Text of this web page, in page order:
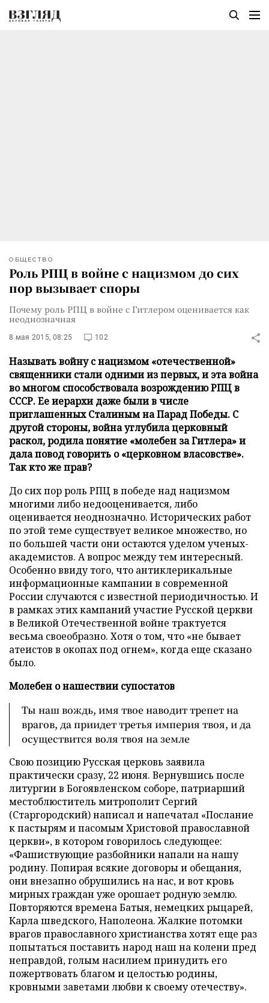
ОБЩЕСТВО
Роль РПЦ в войне с нацизмом до сих
пор вызывает споры
Почему роль РПЦ в войне с Гитлером оценивается как
неоднозначная
8 мая 2015, 08:25 102
Называть войну с нацизмом «отечественной»
священники стали одними из первых, и эта война
во многом способствовала возрождению РПЦ в
СССР. Ее иерархи даже были в числе
приглашенных Сталиным на Парад Победы. С
другой стороны, война углубила церковный
раскол, родила понятие «молебен за Гитлера» и
дала повод говорить о «церковном власовстве».
Так кто же прав?
До сих пор роль РПЦ в победе над нацизмом
многими либо недооценивается, либо
оценивается неоднозначно. Исторических работ
по этой теме существует великое множество, но
по большей части они остаются уделом ученых-
академистов. А вопрос между тем интересный.
Особенно ввиду того, что антиклерикальные
информационные кампании в современной
России случаются с известной периодичностью. И
в рамках этих кампаний участие Русской церкви
в Великой Отечественной войне трактуется
весьма своеобразно. Хотя о том, что «не бывает
атеистов в окопах под огнем», когда еще сказано
было.
Молебен о нашествии супостатов
Ты наш вождь, имя твое наводит трепет на
врагов, да приидет третья империя твоя, и да
осуществится воля твоя на земле
Свою позицию Русская церковь заявила
практически сразу, 22 июня. Вернувшись после
литургии в Богоявленском соборе, патриарший
местоблюститель митрополит Сергий
(Старгородский) написал и напечатал «Послание
к пастырям и пасомым Христовой православной
церкви», в котором говорилось следующее:
«Фашиствующие разбойники напали на нашу
родину. Попирая всякие договоры и обещания,
они внезапно обрушились на нас, и вот кровь
мирных граждан уже орошает родную землю.
Повторяются времена Батыя, немецких рыцарей,
Карла шведского, Наполеона. Жалкие потомки
врагов православного христианства хотят еще раз
попытаться поставить народ наш на колени пред
неправдой, голым насилием принудить его
пожертвовать благом и целостью родины,
кровными заветами любви к своему отечеству».